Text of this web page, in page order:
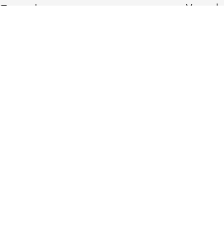
Entradas recientes Ver todo